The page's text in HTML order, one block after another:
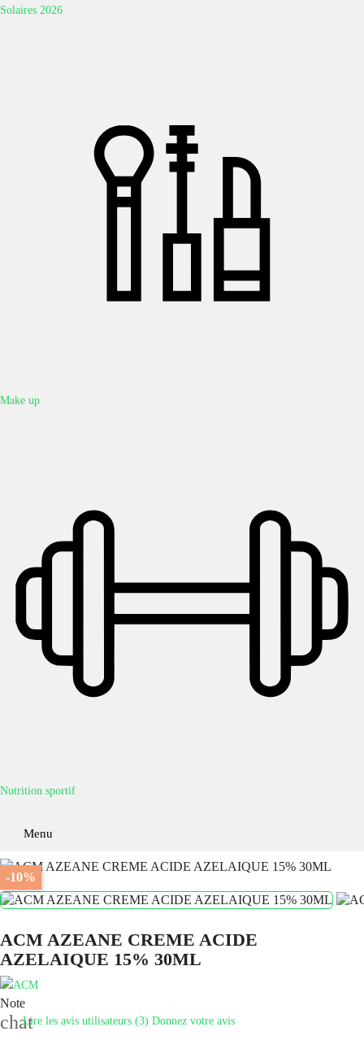
Solaires 2026
Make up
Nutrition sportif
Menu
-10%
ACM AZEANE CREME ACIDE
AZELAIQUE 15% 30ML
Note
chatLire les avis utilisateurs (3) Donnez votre avis